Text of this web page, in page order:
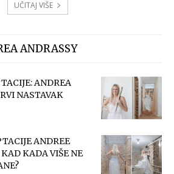
UČITAJ VIŠE
ANDRASSY
ANDREA
NASTAVAK
ANDREE
KADA VIŠE NE